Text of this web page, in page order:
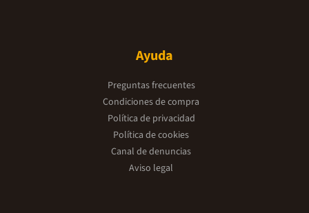
Ayuda
Preguntas frecuentes
Condiciones de compra
Política de privacidad
Política de cookies
Canal de denuncias
Aviso legal